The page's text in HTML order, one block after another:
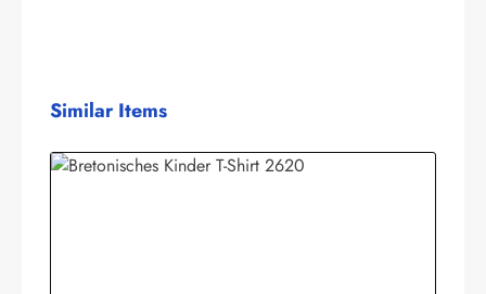
Produktgalerie überspringen
Similar Items